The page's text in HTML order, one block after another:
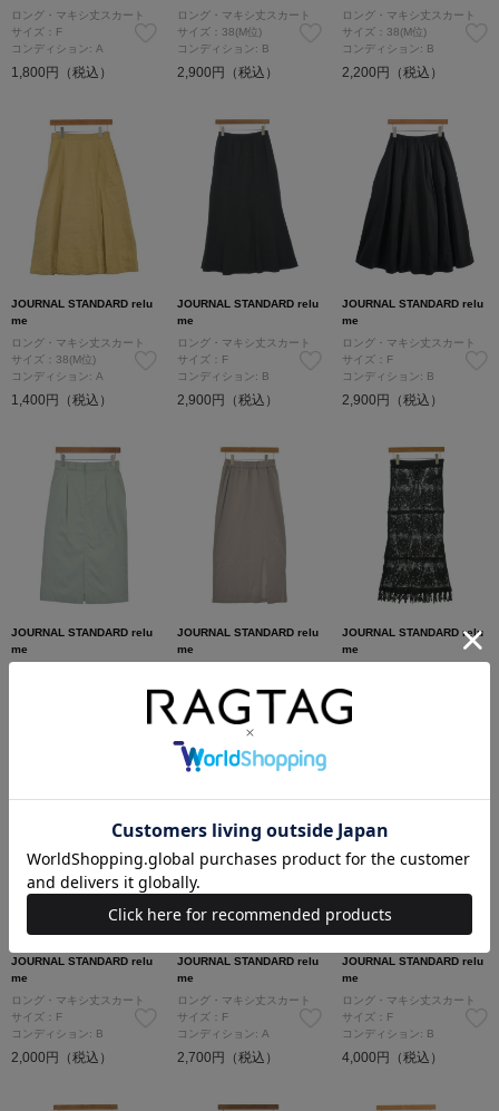
ロング・マキシ丈スカート
サイズ：F
コンディション: A
1,800円（税込）
ロング・マキシ丈スカート
サイズ：38(M位)
コンディション: B
2,900円（税込）
ロング・マキシ丈スカート
サイズ：38(M位)
コンディション: B
2,200円（税込）
JOURNAL STANDARD relu
me
ロング・マキシ丈スカート
サイズ：38(M位)
コンディション: A
1,400円（税込）
JOURNAL STANDARD relu
me
ロング・マキシ丈スカート
サイズ：F
コンディション: B
2,900円（税込）
JOURNAL STANDARD relu
me
ロング・マキシ丈スカート
サイズ：F
コンディション: B
2,900円（税込）
JOURNAL STANDARD relu
me
JOURNAL STANDARD relu
me
サイズ：F
コンディション: A
1,600円（税込）
JOURNAL STANDARD relu
me
サイズ：F
コンディション: B
3,000円（税込）
JOURNAL STANDARD relu
me
ロング・マキシ丈スカート
サイズ：F
コンディション: B
2,000円（税込）
JOURNAL STANDARD relu
me
ロング・マキシ丈スカート
サイズ：F
コンディション: A
2,700円（税込）
JOURNAL STANDARD relu
me
ロング・マキシ丈スカート
サイズ：F
コンディション: B
4,000円（税込）